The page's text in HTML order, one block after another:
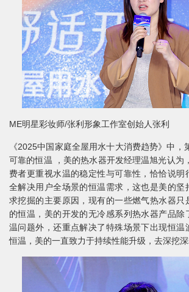
ME明星彩妆师/张利形象工作室创始人张利
《2025中国家庭全屋用水十大消费趋势》中，
可靠的恒温 ，美的热水器开发经理温旭光认为
费者更重视水温的稳定性与可靠性，恰恰说明
全解决用户全场景的恒温需求，这也是美的坚
求挖掘的主要原因，现有的一些燃气热水器只
的恒温，美的开发的无冷感系列热水器产品除
温问题外，还重点解决了特殊场景下出现恒温
恒温，美的一直致力于持续性能升级，去深挖深